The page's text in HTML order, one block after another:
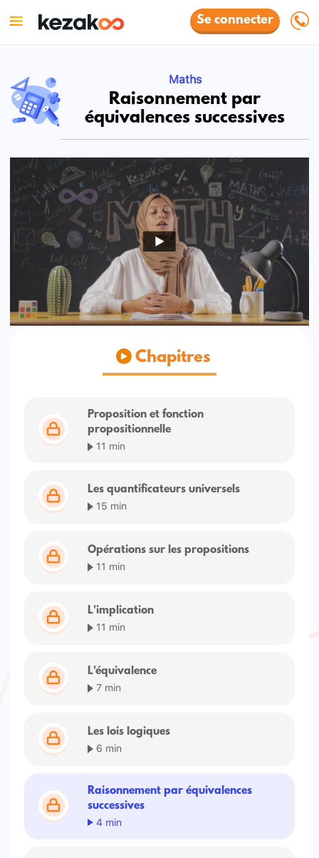
Se connecter
Maths
Raisonnement par
équivalences successives
Chapitres
Proposition et fonction
propositionnelle
11 min
Les quantificateurs universels
15 min
Opérations sur les propositions
11 min
L'implication
11 min
L'équivalence
7 min
Les lois logiques
6 min
Raisonnement par équivalences
successives
4 min